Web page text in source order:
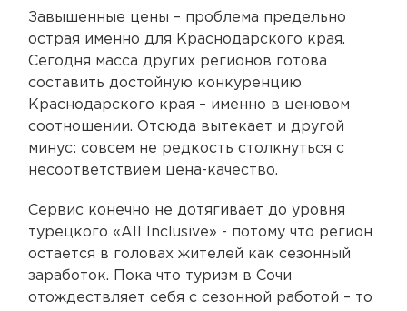
Завышенные цены – проблема предельно
острая именно для Краснодарского края.
Сегодня масса других регионов готова
составить достойную конкуренцию
Краснодарского края – именно в ценовом
соотношении. Отсюда вытекает и другой
минус: совсем не редкость столкнуться с
несоответствием цена-качество.
Сервис конечно не дотягивает до уровня
турецкого «All Inclusive» - потому что регион
остается в головах жителей как сезонный
заработок. Пока что туризм в Сочи
отождествляет себя с сезонной работой – то